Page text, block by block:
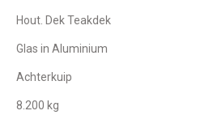
Hout. Dek Teakdek
Glas in Aluminium
Achterkuip
8.200 kg